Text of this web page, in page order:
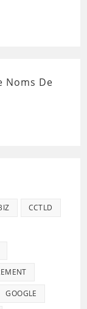
De
CCTLD
GOOGLE